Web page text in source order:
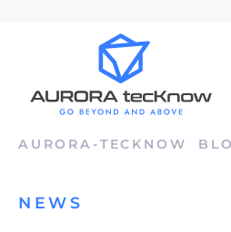
AURORA-TECKNOW
NEWS